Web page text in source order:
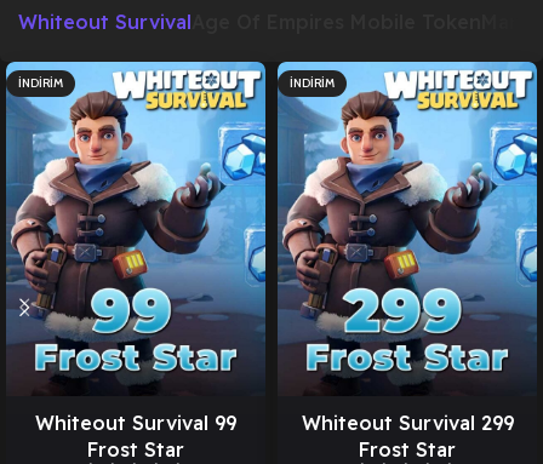
Whiteout Survival
İNDIRIM
Whiteout Survival 99
Frost Star
İNDIRIM
Whiteout Survival 299
Frost Star